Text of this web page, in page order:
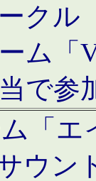
クル
ム「
で参
「
ウン